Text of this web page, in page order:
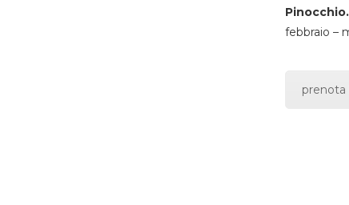
febbraio –
prenota